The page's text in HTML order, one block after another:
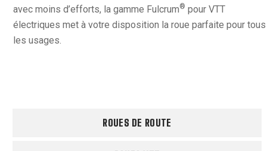
avec moins d’efforts, la gamme Fulcrum® pour VTT
électriques met à votre disposition la roue parfaite pour tous
les usages.
ROUES DE ROUTE